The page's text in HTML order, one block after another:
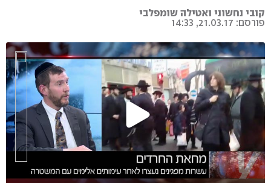
קובי נחשוני ואטילה שומפלבי
פורסם: 21.03.17, 14:33